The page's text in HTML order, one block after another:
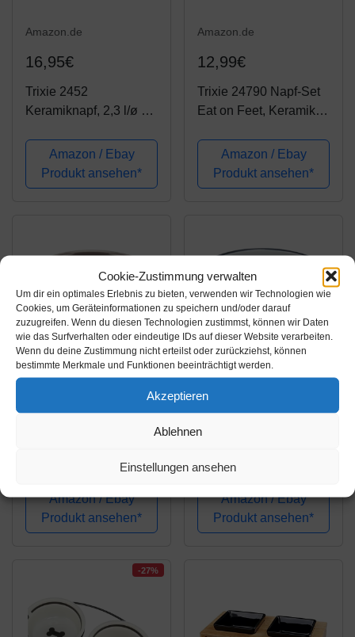
Cookie-Zustimmung verwalten
Um dir ein optimales Erlebnis zu bieten, verwenden wir Technologien wie
Cookies, um Geräteinformationen zu speichern und/oder darauf
zuzugreifen. Wenn du diesen Technologien zustimmst, können wir Daten
wie das Surfverhalten oder eindeutige IDs auf dieser Website verarbeiten.
Wenn du deine Zustimmung nicht erteilst oder zurückziehst, können
bestimmte Merkmale und Funktionen beeinträchtigt werden.
Akzeptieren
Ablehnen
Einstellungen ansehen
Amazon.de
16,95€
Trixie 2452
Keramiknapf, 2,3 l/ø 22
Amazon / Ebay
Produkt ansehen*
Amazon.de
12,99€
Trixie 24790 Napf-Set
Eat on Feet, Keramik, 2
rot/schwarz/creme
Amazon / Ebay
Produkt ansehen*
Amazon.de
Gummi, 0,4 l/Ø 12 cm,
Amazon / Ebay
Produkt ansehen*
Amazon.de
Trixie 24776
1,5 l/ø 20 cm, farblich
Amazon / Ebay
Produkt ansehen*
-27%